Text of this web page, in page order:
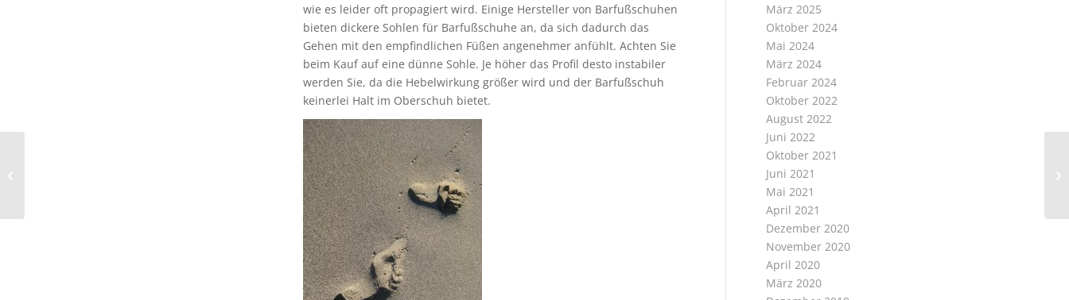
wie es leider oft propagiert wird. Einige Hersteller von Barfußschuhen
bieten dickere Sohlen für Barfußschuhe an, da sich dadurch das
Gehen mit den empfindlichen Füßen angenehmer anfühlt. Achten Sie
beim Kauf auf eine dünne Sohle. Je höher das Profil desto instabiler
werden Sie, da die Hebelwirkung größer wird und der Barfußschuh
keinerlei Halt im Oberschuh bietet.
März 2025
Oktober 2024
Mai 2024
März 2024
Februar 2024
Oktober 2022
August 2022
Juni 2022
Oktober 2021
Juni 2021
Mai 2021
April 2021
Dezember 2020
November 2020
April 2020
März 2020